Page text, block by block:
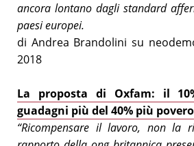
ancora lontano dagli standard
paesi europei.
di Andrea Brandolini su
2018
La proposta di Oxfam: il
guadagni più del 40% più povero
“Ricompensare il lavoro, non la